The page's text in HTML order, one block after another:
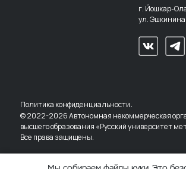
г. Йошкар-
ул.
Политика конфиденциальности.
© 2022-2026 Автономная некоммерческая
высшего образования «Русский университет
Все права защищены.